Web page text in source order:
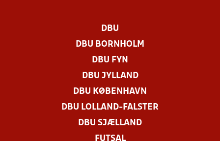
DBU
DBU BORNHOLM
DBU FYN
DBU JYLLAND
DBU KØBENHAVN
DBU LOLLAND-FALSTER
DBU SJÆLLAND
FUTSAL